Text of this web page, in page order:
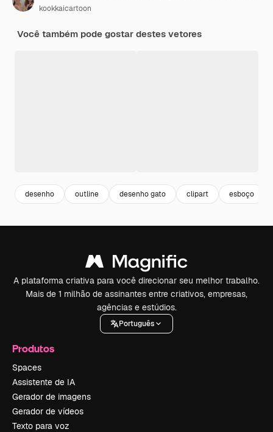
kookkaicartoon
Você também pode gostar destes vetores
desenho outline desenho gato clipart esboço
A plataforma criativa para você direcionar seu melhor trabalho.
Mais de 1 milhão de assinantes entre criativos, empresas,
agências e estúdios.
Português
Produtos
Spaces
Assistente de IA
Gerador de imagens
Gerador de vídeos
Texto para voz